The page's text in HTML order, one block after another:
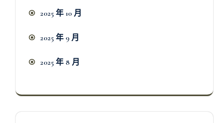
2025 年 10 月
2025 年 9 月
2025 年 8 月